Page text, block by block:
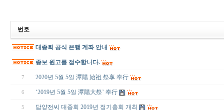
번호
대종회 공식 은행 계좌 안내
종보 원고를 접수합니다.
7 2020년 5월 5일 潭陽 始祖 祭享 奉行
6 ‘2019년 5월 5일 潭陽大祭’ 奉行
5 담양전씨 대종회 2019년 정기총회 개최